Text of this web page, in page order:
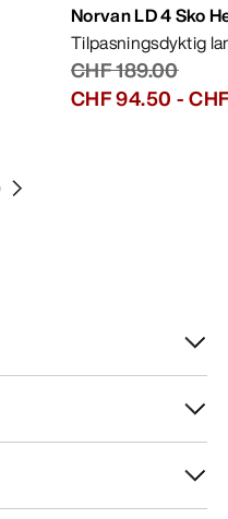
Norvan LD 4 Sko
Tilpasningsdyktig
CHF 189.00
CHF 94.50 -